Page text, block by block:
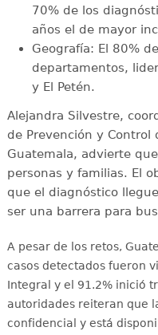
70% de los
años el de mayor
Geografía: El 80%
departamentos,
y El Petén.
Alejandra Silvestre,
de Prevención y Control
Guatemala, advierte
personas y familias. El
que el diagnóstico
ser una barrera para
A pesar de los retos,
casos detectados fueron
Integral y el 91.2% inició
autoridades reiteran que
confidencial y está